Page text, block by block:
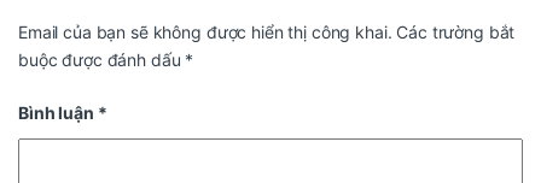
Email của bạn sẽ không được hiển thị công khai. Các trường bắt
buộc được đánh dấu *
Bình luận *